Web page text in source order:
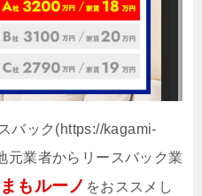
バック(https://kagami-
元業者からリースバック業
もルーノ をおススメし